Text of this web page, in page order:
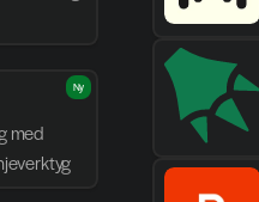
med
Ny